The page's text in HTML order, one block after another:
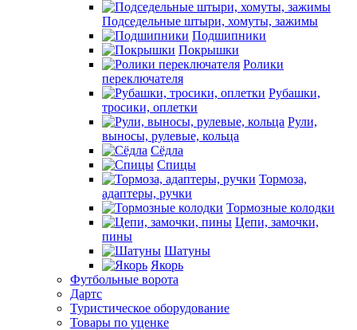
Подседельные штыри, хомуты, зажимы
Подшипники
Покрышки
Ролики
переключателя
Рубашки,
тросики, оплетки
Рули,
выносы, рулевые, кольца
Сёдла
Спицы
Тормоза,
адаптеры, ручки
Тормозные колодки
Цепи, замочки,
пины
Шатуны
Якорь
Футбольные ворота
Дартс
Туристическое оборудование
Товары по уценке